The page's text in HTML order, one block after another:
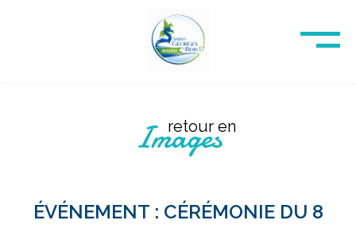
retour en
Images
ÉVÉNEMENT : CÉRÉMONIE DU 8